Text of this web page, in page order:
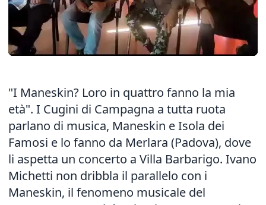
"I Maneskin? Loro in quattro fanno la mia
età". I Cugini di Campagna a tutta ruota
parlano di musica, Maneskin e Isola dei
Famosi e lo fanno da Merlara (Padova), dove
li aspetta un concerto a Villa Barbarigo. Ivano
Michetti non dribbla il parallelo con i
Maneskin, il fenomeno musicale del